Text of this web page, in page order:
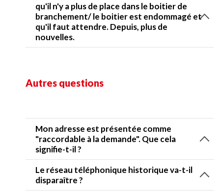
qu'il n'y a plus de place dans le boitier de
branchement/ le boitier est endommagé et
qu'il faut attendre. Depuis, plus de
nouvelles.
Autres questions
Mon adresse est présentée comme
"raccordable à la demande". Que cela
signifie-t-il ?
Le réseau téléphonique historique va-t-il
disparaître ?